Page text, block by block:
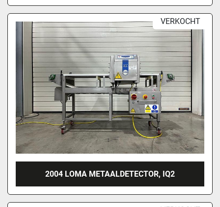
VERKOCHT
2004 LOMA METAALDETECTOR, IQ2